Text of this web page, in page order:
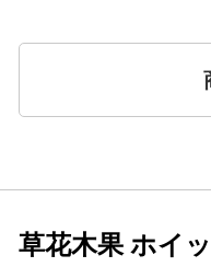
草花木果 ホイ